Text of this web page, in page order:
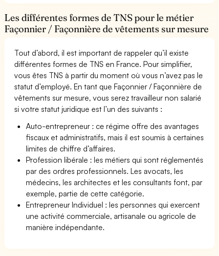
Les différentes formes de TNS pour le métier
Façonnier / Façonnière de vêtements sur mesure
Tout d’abord, il est important de rappeler qu’il existe
différentes formes de TNS en France. Pour simplifier,
vous êtes TNS à partir du moment où vous n’avez pas le
statut d’employé. En tant que Façonnier / Façonnière de
vêtements sur mesure, vous serez travailleur non salarié
si votre statut juridique est l’un des suivants :
Auto-entrepreneur : ce régime offre des avantages
fiscaux et administratifs, mais il est soumis à certaines
limites de chiffre d’affaires.
Profession libérale : les métiers qui sont réglementés
par des ordres professionnels. Les avocats, les
médecins, les architectes et les consultants font, par
exemple, partie de cette catégorie.
Entrepreneur Individuel : les personnes qui exercent
une activité commerciale, artisanale ou agricole de
manière indépendante.